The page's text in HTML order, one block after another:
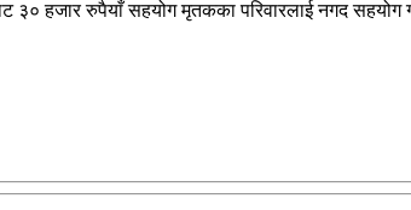
हजार रुपैयाँ सहयोग मृतकका परिवारलाई नगद सहयोग